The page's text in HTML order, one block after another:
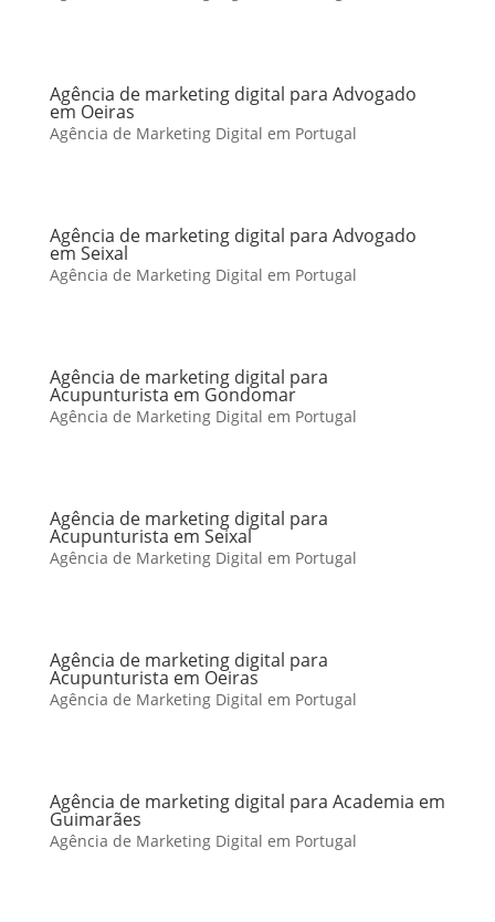
Agência de marketing digital para Advogado
em Oeiras
Agência de Marketing Digital em Portugal
Agência de marketing digital para Advogado
em Seixal
Agência de Marketing Digital em Portugal
Agência de marketing digital para
Acupunturista em Gondomar
Agência de Marketing Digital em Portugal
Agência de marketing digital para
Acupunturista em Seixal
Agência de Marketing Digital em Portugal
Agência de marketing digital para
Acupunturista em Oeiras
Agência de Marketing Digital em Portugal
Agência de marketing digital para Academia em
Guimarães
Agência de Marketing Digital em Portugal